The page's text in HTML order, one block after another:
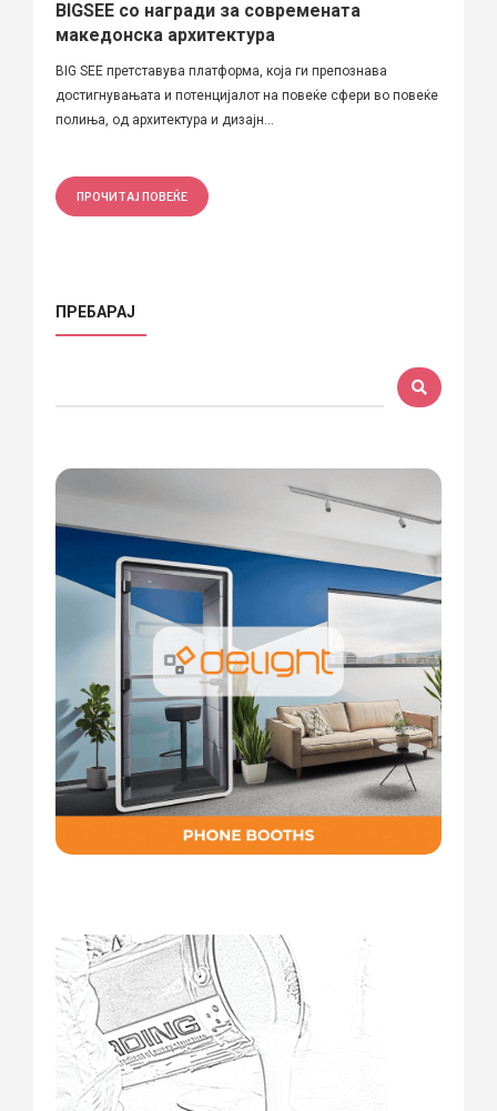
BIGSEE со награди за современата
македонска архитектура
BIG SEE претставува платформа, која ги препознава
достигнувањата и потенцијалот на повеќе сфери во повеќе
полиња, од архитектура и дизајн...
ПРОЧИТАЈ ПОВЕЌЕ
ПРЕБАРАЈ